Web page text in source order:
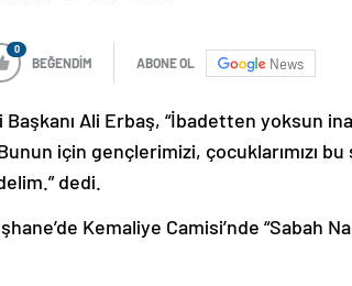
0
BEĞENDİM ABONE OL News
Ali Erbaş, “İbadetten yoksun
için gençlerimizi, çocuklarımızı
dedi.
Kemaliye Camisi’nde “Sabah